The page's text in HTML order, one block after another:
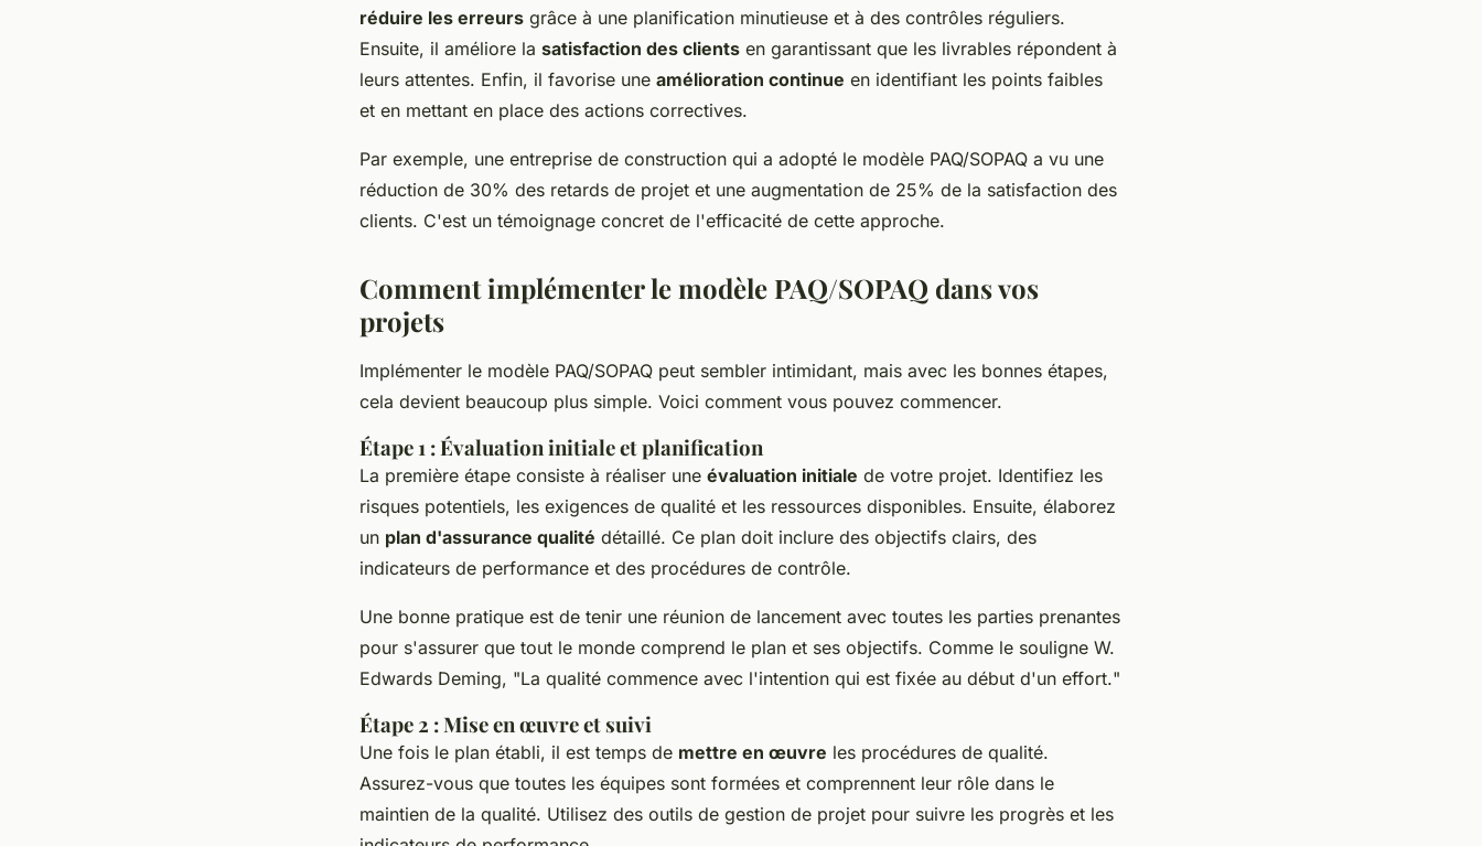
réduire les erreurs grâce à une planification minutieuse et à des contrôles réguliers.
Ensuite, il améliore la satisfaction des clients en garantissant que les livrables répondent à
leurs attentes. Enfin, il favorise une amélioration continue en identifiant les points faibles
et en mettant en place des actions correctives.
Par exemple, une entreprise de construction qui a adopté le modèle PAQ/SOPAQ a vu une
réduction de 30% des retards de projet et une augmentation de 25% de la satisfaction des
clients. C'est un témoignage concret de l'efficacité de cette approche.
Comment implémenter le modèle PAQ/SOPAQ dans vos
projets
Implémenter le modèle PAQ/SOPAQ peut sembler intimidant, mais avec les bonnes étapes,
cela devient beaucoup plus simple. Voici comment vous pouvez commencer.
Étape 1 : Évaluation initiale et planification
La première étape consiste à réaliser une évaluation initiale de votre projet. Identifiez les
risques potentiels, les exigences de qualité et les ressources disponibles. Ensuite, élaborez
un plan d'assurance qualité détaillé. Ce plan doit inclure des objectifs clairs, des
indicateurs de performance et des procédures de contrôle.
Une bonne pratique est de tenir une réunion de lancement avec toutes les parties prenantes
pour s'assurer que tout le monde comprend le plan et ses objectifs. Comme le souligne W.
Edwards Deming, "La qualité commence avec l'intention qui est fixée au début d'un effort."
Étape 2 : Mise en œuvre et suivi
Une fois le plan établi, il est temps de mettre en œuvre les procédures de qualité.
Assurez-vous que toutes les équipes sont formées et comprennent leur rôle dans le
maintien de la qualité. Utilisez des outils de gestion de projet pour suivre les progrès et les